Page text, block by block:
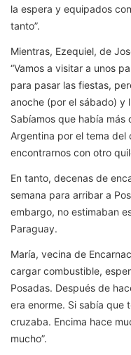
la espera y equipados
tanto”.
Mientras, Ezequiel, de
“Vamos a visitar a unos
para pasar las fiestas,
anoche (por el sábado) y
Sabíamos que había más
Argentina por el tema
encontrarnos con otro
En tanto, decenas de
semana para arribar a
embargo, no estimaban
Paraguay.
María, vecina de
cargar combustible,
Posadas. Después de
era enorme. Si sabía que
cruzaba. Encima hace
mucho”.